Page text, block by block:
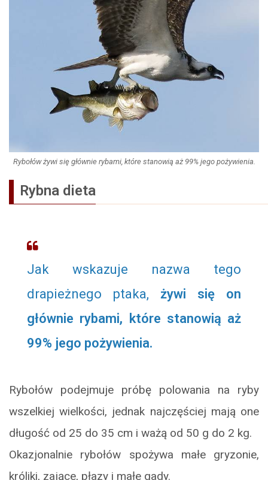
Rybołów żywi się głównie rybami, które stanowią aż 99% jego pożywienia.
Rybna dieta
Jak wskazuje nazwa tego
drapieżnego ptaka, żywi się on
głównie rybami, które stanowią aż
99% jego pożywienia.
Rybołów podejmuje próbę polowania na ryby
wszelkiej wielkości, jednak najczęściej mają one
długość od 25 do 35 cm i ważą od 50 g do 2 kg.
Okazjonalnie rybołów spożywa małe gryzonie,
króliki, zające, płazy i małe gady.